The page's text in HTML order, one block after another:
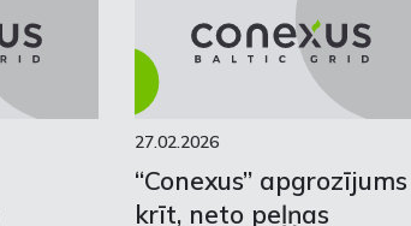
27.02.2026
“Conexus” apgrozījums
krīt, neto peļņas